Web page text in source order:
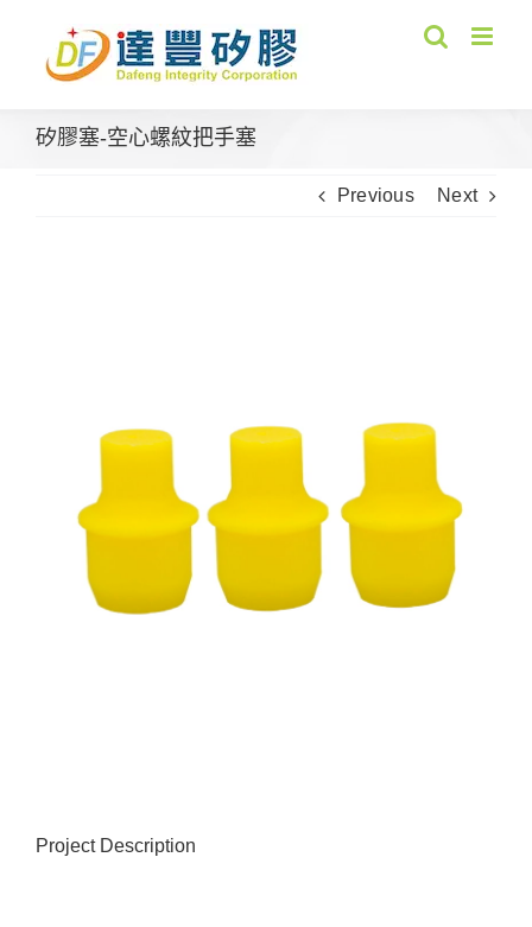
content
矽膠塞-空心螺紋把手塞
Previous Next
Project Description